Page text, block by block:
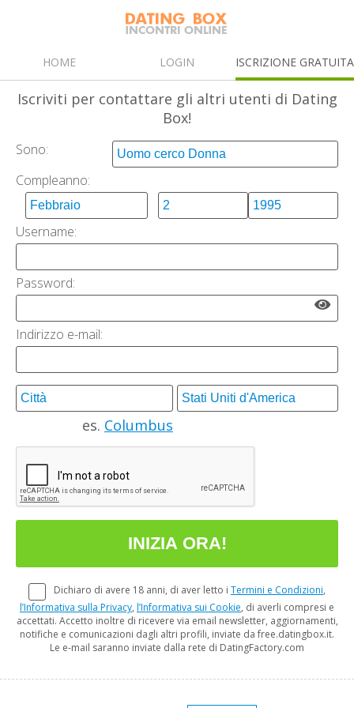
HOME LOGIN ISCRIZIONE GRATUITA
Iscriviti per contattare gli altri utenti di Dating
Box!
Sono:
Compleanno:
Username:
Password:
Indirizzo e-mail:
es. Columbus
Dichiaro di avere 18 anni, di aver letto i Termini e Condizioni,
l’Informativa sulla Privacy, l’Informativa sui Cookie, di averli compresi e
accettati. Accetto inoltre di ricevere via email newsletter, aggiornamenti,
notifiche e comunicazioni dagli altri profili, inviate da free.datingbox.it.
Le e-mail saranno inviate dalla rete di DatingFactory.com